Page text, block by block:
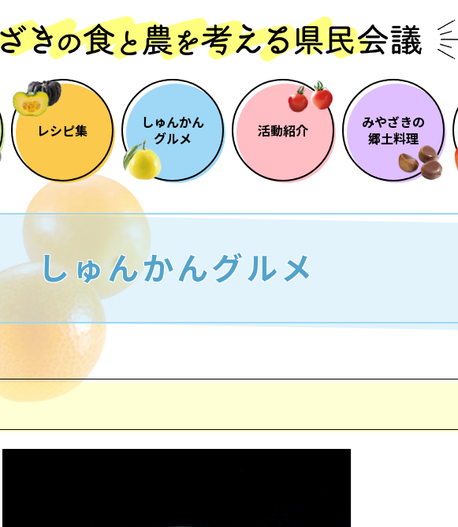
レシピ集
しゅんかん
グルメ
活動紹介
みやざきの
郷土料理
しゅんかんグルメ